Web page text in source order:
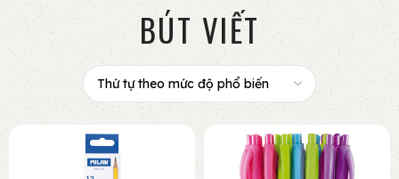
BÚT VIẾT